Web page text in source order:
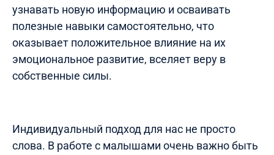
узнавать новую информацию и осваивать
полезные навыки самостоятельно, что
оказывает положительное влияние на их
эмоциональное развитие, вселяет веру в
собственные силы.
Индивидуальный подход для нас не просто
слова. В работе с малышами очень важно быть